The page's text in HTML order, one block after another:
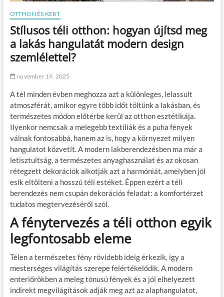
OTTHON ÉS KERT
Stílusos téli otthon: hogyan újítsd meg
a lakás hangulatát modern design
szemlélettel?
november 19, 2025
A tél minden évben meghozza azt a különleges, lelassult
atmoszférát, amikor egyre több időt töltünk a lakásban, és
természetes módon előtérbe kerül az otthon esztétikája.
Ilyenkor nemcsak a melegebb textíliák és a puha fények
válnak fontosabbá, hanem az is, hogy a környezet milyen
hangulatot közvetít. A modern lakberendezésben ma már a
letisztultság, a természetes anyaghasználat és az okosan
rétegzett dekorációk alkotják azt a harmóniát, amelyben jól
esik eltölteni a hosszú téli estéket. Éppen ezért a téli
berendezés nem csupán dekorációs feladat: a komfortérzet
tudatos megtervezéséről szól.
A fénytervezés a téli otthon egyik
legfontosabb eleme
Télen a természetes fény rövidebb ideig érkezik, így a
mesterséges világítás szerepe felértékelődik. A modern
enteriőrökben a meleg tónusú fények és a jól elhelyezett
indirekt megvilágítások adják meg azt az alaphangulatot,